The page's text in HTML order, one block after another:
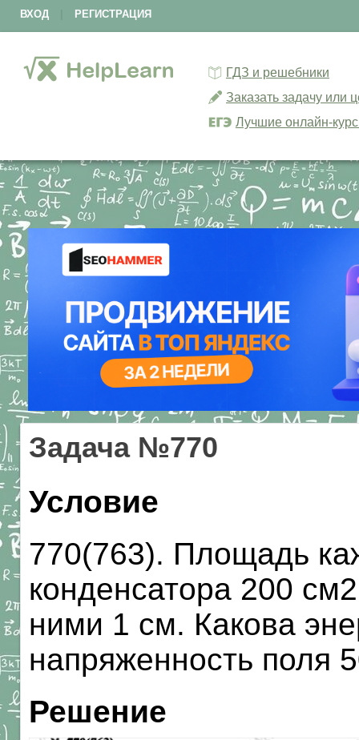
ВХОД РЕГИСТРАЦИЯ
ГДЗ и решебники
Заказать задачу или
Лучшие онлайн-
Задача №770
Условие
770(763). Площадь
конденсатора 200
ними 1 см. Какова
напряженность поля
Решение